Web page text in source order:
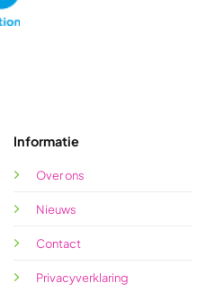
Informatie
Over ons
Nieuws
Contact
Privacyverklaring